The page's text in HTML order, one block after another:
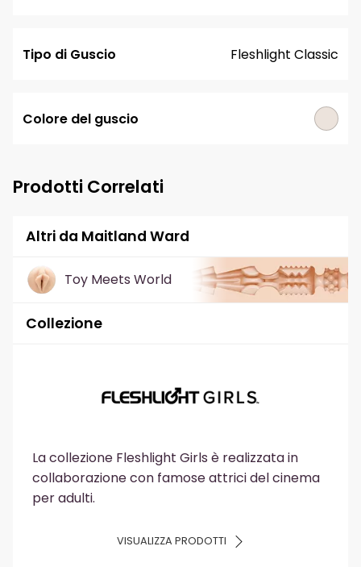
Tipo di Guscio Fleshlight Classic
Colore del guscio
Prodotti Correlati
Altri da Maitland Ward
Toy Meets World
Collezione
La collezione Fleshlight Girls è realizzata in
collaborazione con famose attrici del cinema
per adulti.
VISUALIZZA PRODOTTI